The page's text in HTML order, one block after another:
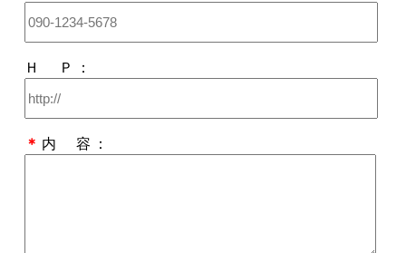
Ｈ Ｐ：
＊ 内 容：